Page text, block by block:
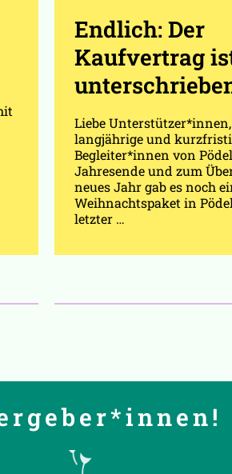
Endlich: Der
Kaufvertrag
Liebe
langjährige und
Begleiter*innen von
Jahresende und zum
neues Jahr gab es noch
Weihnachtspaket in
letzter …